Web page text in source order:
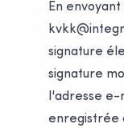
En
signature
signature
l'adresse
enregistrée